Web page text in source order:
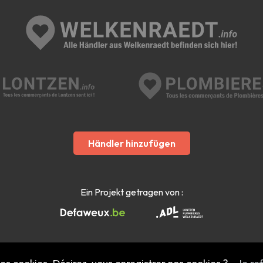
Händler hinzufügen
Ein Projekt getragen von :